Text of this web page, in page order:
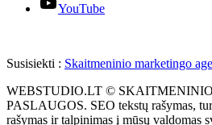
YouTube
Susisiekti : Skaitmeninio marketingo
WEBSTUDIO.LT ©
PASLAUGOS. SEO tekstų rašymas,
rašymas ir talpinimas į mūsų valdomas